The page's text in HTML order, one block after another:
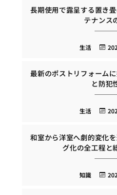
長期使用で露呈する置き
テナンス
生活
最新のポストリフォーム
と防犯
生活
和室から洋室へ劇的変化
グ化の全工程と
知識